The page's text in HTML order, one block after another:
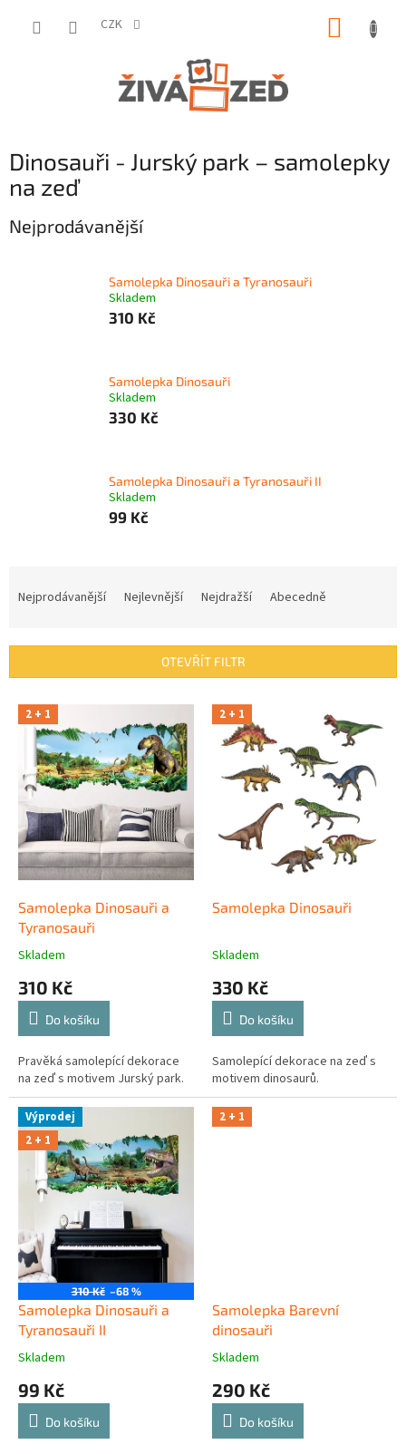
CZK
Dinosauři - Jurský park – samolepky
na zeď
Nejprodávanější
Samolepka Dinosauři a Tyranosauři
Skladem
310 Kč
Samolepka Dinosauři
Skladem
330 Kč
Samolepka Dinosauři a Tyranosauři II
Skladem
99 Kč
í
Nejprodávanější Nejlevnější Nejdražší Abecedně
OTEVŘÍT FILTR
V
p
2 + 1
Samolepka Dinosauři a
Tyranosauři
Skladem
310 Kč
Do košíku
Pravěká samolepící dekorace
na zeď s motivem Jurský park.
2 + 1
Samolepka Dinosauři
Skladem
330 Kč
Do košíku
Samolepící dekorace na zeď s
motivem dinosaurů.
Výprodej
2 + 1
310 Kč –68 %
Samolepka Dinosauři a
Tyranosauři II
Skladem
99 Kč
Do košíku
2 + 1
Samolepka Barevní
dinosauři
Skladem
290 Kč
Do košíku